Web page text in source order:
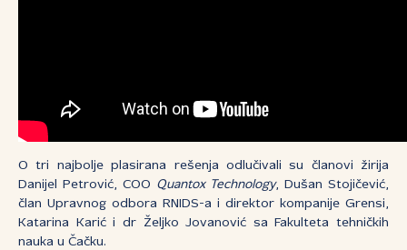
O tri najbolje plasirana rešenja odlučivali su članovi žirija
Danijel Petrović, COO Quantox Technology, Dušan Stojičević,
član Upravnog odbora RNIDS-a i direktor kompanije Grensi,
Katarina Karić i dr Željko Jovanović sa Fakulteta tehničkih
nauka u Čačku.